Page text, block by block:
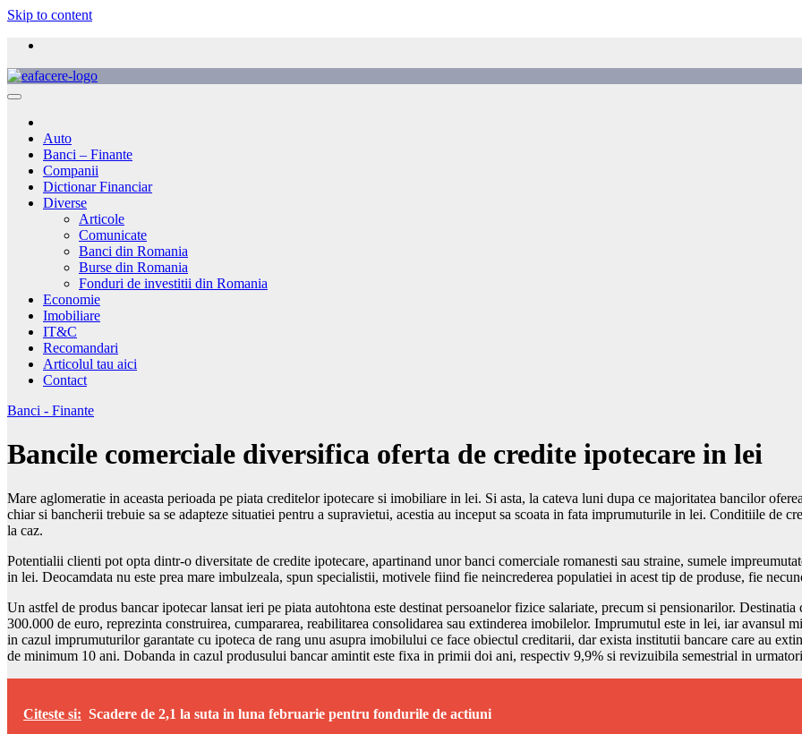
Skip to content
Auto
Banci – Finante
Companii
Dictionar Financiar
Diverse
Articole
Comunicate
Banci din Romania
Burse din Romania
Fonduri de investitii din Romania
Economie
Imobiliare
IT&C
Recomandari
Articolul tau aici
Contact
Banci - Finante
Bancile comerciale diversifica oferta de credite ipotecare in lei
Mare aglomeratie in aceasta perioada pe piata creditelor ipotecare si imobiliare in lei. Si asta, la cateva luni dupa ce majoritatea bancilor
chiar si bancherii trebuie sa se adapteze situatiei pentru a supravietui, acestia au inceput sa scoata in fata imprumuturile in lei. Conditiile de
la caz.
Potentialii clienti pot opta dintr-o diversitate de credite ipotecare, apartinand unor banci comerciale romanesti sau straine, sumele
in lei. Deocamdata nu este prea mare imbulzeala, spun specialistii, motivele fiind fie neincrederea populatiei in acest tip de produse, fie
Un astfel de produs bancar ipotecar lansat ieri pe piata autohtona este destinat persoanelor fizice salariate, precum si pensionarilor.
300.000 de euro, reprezinta construirea, cumpararea, reabilitarea consolidarea sau extinderea imobilelor. Imprumutul este in lei, iar avansul
in cazul imprumuturilor garantate cu ipoteca de rang unu asupra imobilului ce face obiectul creditarii, dar exista institutii bancare care au
de minimum 10 ani. Dobanda in cazul produsului bancar amintit este fixa in primii doi ani, respectiv 9,9% si revizuibila semestrial in
Citeste si: Scadere de 2,1 la suta in luna februarie pentru fondurile de actiuni